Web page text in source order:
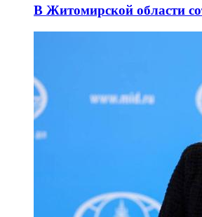
В Житомирской области